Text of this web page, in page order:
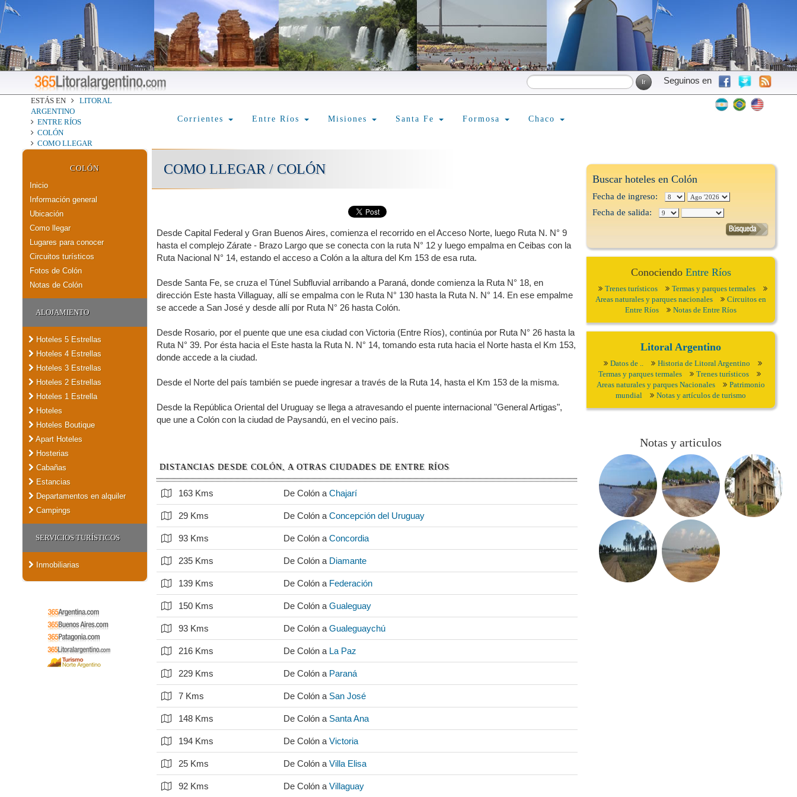
Seguinos en
ESTÁS EN
LITORAL
ARGENTINO
ENTRE RÍOS
COLÓN
COMO LLEGAR
Corrientes Entre Ríos Misiones Santa Fe Formosa Chaco
COLÓN
Inicio
Información general
Ubicación
Como llegar
Lugares para conocer
Circuitos turísticos
Fotos de Colón
Notas de Colón
ALOJAMIENTO
Hoteles 5 Estrellas
Hoteles 4 Estrellas
Hoteles 3 Estrellas
Hoteles 2 Estrellas
Hoteles 1 Estrella
Hoteles
Hoteles Boutique
Apart Hoteles
Hosterias
Cabañas
Estancias
Departamentos en alquiler
Campings
SERVICIOS TURÍSTICOS
Inmobiliarias
COMO LLEGAR / COLÓN
Desde Capital Federal y Gran Buenos Aires, comienza el recorrido en el Acceso Norte, luego Ruta N. N° 9
hasta el complejo Zárate - Brazo Largo que se conecta con la ruta N° 12 y luego empalma en Ceibas con la
Ruta Nacional N° 14, estando el acceso a Colón a la altura del Km 153 de esa ruta.
Desde Santa Fe, se cruza el Túnel Subfluvial arribando a Paraná, donde comienza la Ruta N° 18, en
dirección Este hasta Villaguay, allí se empalma con le Ruta N° 130 hasta la Ruta N. N° 14. En ese empalme
se accede a San José y desde allí por Ruta N° 26 hasta Colón.
Desde Rosario, por el puente que une esa ciudad con Victoria (Entre Ríos), continúa por Ruta N° 26 hasta la
Ruta N° 39. Por ésta hacia el Este hasta la Ruta N. N° 14, tomando esta ruta hacia el Norte hasta el Km 153,
donde accede a la ciudad.
Desde el Norte del país también se puede ingresar a través de la Ruta 14, hasta el Km 153 de la misma.
Desde la República Oriental del Uruguay se llega a atravesando el puente internacional "General Artigas",
que une a Colón con la ciudad de Paysandú, en el vecino país.
DISTANCIAS DESDE COLÓN, A OTRAS CIUDADES DE ENTRE RÍOS
163 Kms De Colón a Chajarí
29 Kms De Colón a Concepción del Uruguay
93 Kms De Colón a Concordia
235 Kms De Colón a Diamante
139 Kms De Colón a Federación
150 Kms De Colón a Gualeguay
93 Kms De Colón a Gualeguaychú
216 Kms De Colón a La Paz
229 Kms De Colón a Paraná
7 Kms De Colón a San José
148 Kms De Colón a Santa Ana
194 Kms De Colón a Victoria
25 Kms De Colón a Villa Elisa
92 Kms De Colón a Villaguay
Buscar hoteles en Colón
Fecha de ingreso:
Fecha de salida:
Conociendo Entre Ríos
Trenes turísticos
Termas y parques termales
Areas naturales y parques nacionales
Circuitos en
Entre Ríos
Notas de Entre Ríos
Litoral Argentino
Datos de ..
Historia de Litoral Argentino
Termas y parques termales
Trenes turísticos
Areas naturales y parques Nacionales
Patrimonio
mundial
Notas y artículos de turismo
Notas y articulos